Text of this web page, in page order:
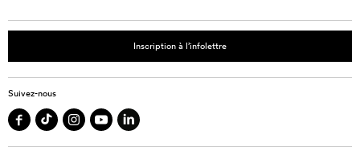
Inscription à l’infolettre
Suivez-nous